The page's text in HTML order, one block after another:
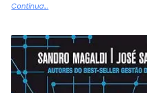
Continua...